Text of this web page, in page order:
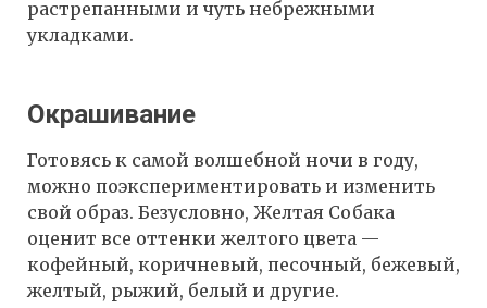
растрепанными и чуть небрежными
укладками.
Окрашивание
Готовясь к самой волшебной ночи в году,
можно поэкспериментировать и изменить
свой образ. Безусловно, Желтая Собака
оценит все оттенки желтого цвета —
кофейный, коричневый, песочный, бежевый,
желтый, рыжий, белый и другие.